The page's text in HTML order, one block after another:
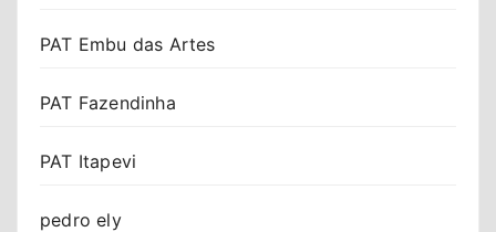
PAT Embu das Artes
PAT Fazendinha
PAT Itapevi
pedro ely